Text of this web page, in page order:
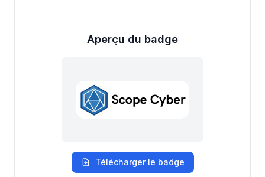
Aperçu du badge
Télécharger le badge